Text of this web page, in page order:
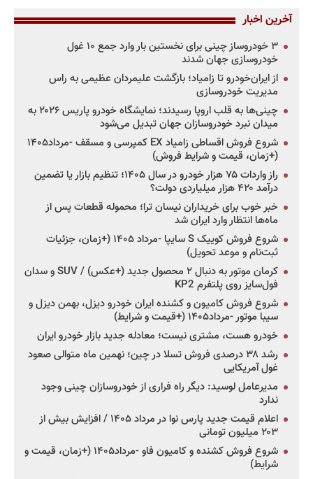
آخرین اخبار
۳ خودروساز چینی برای نخستین بار وارد جمع ۱۰ غول
خودروسازی جهان شدند
از ایران‌خودرو تا زامیاد؛ بازگشت علیمردان عظیمی به راس
مدیریت خودروسازی
چینی‌ها به قلب اروپا رسیدند؛ نمایشگاه خودرو پاریس ۲۰۲۶ به
میدان نبرد خودروسازان جهان تبدیل می‌شود
شروع فروش اقساطی زامیاد EX کمپرسی و مسقف -مرداد۱۴۰۵
(+زمان، قیمت و شرایط فروش)
راز واردات ۷۵ هزار خودرو در سال ۱۴۰۵؛ تنظیم بازار یا تضمین
درآمد ۴۲۰ هزار میلیاردی دولت؟
خبر خوب برای خریداران نیسان ترا؛ محموله قطعات پس از
ماه‌ها انتظار وارد ایران شد
شروع فروش کوییک S سایپا -مرداد ۱۴۰۵ (+زمان، جزئیات
ثبت‌نام و موعد تحویل)
کرمان موتور به دنبال ۲ محصول جدید (+عکس) / SUV و سدان
فول‌سایز روی پلتفرم KP2
شروع فروش کامیون و کشنده ایران خودرو دیزل، بهمن دیزل و
سیبا موتور -مرداد۱۴۰۵ (+قیمت و شرایط)
خودرو هست، مشتری نیست؛ معادله جدید بازار خودرو ایران
رشد ۳۸ درصدی فروش تسلا در چین؛ نهمین ماه متوالی صعود
غول آمریکایی
مدیرعامل لوسید: دیگر راه فراری از خودروسازان چینی وجود
ندارد
اعلام قیمت جدید پارس نوا در مرداد ۱۴۰۵ / افزایش بیش از
۲۰۳ میلیون تومانی
شروع فروش کشنده و کامیون فاو -مرداد۱۴۰۵ (+زمان، قیمت و
شرایط)